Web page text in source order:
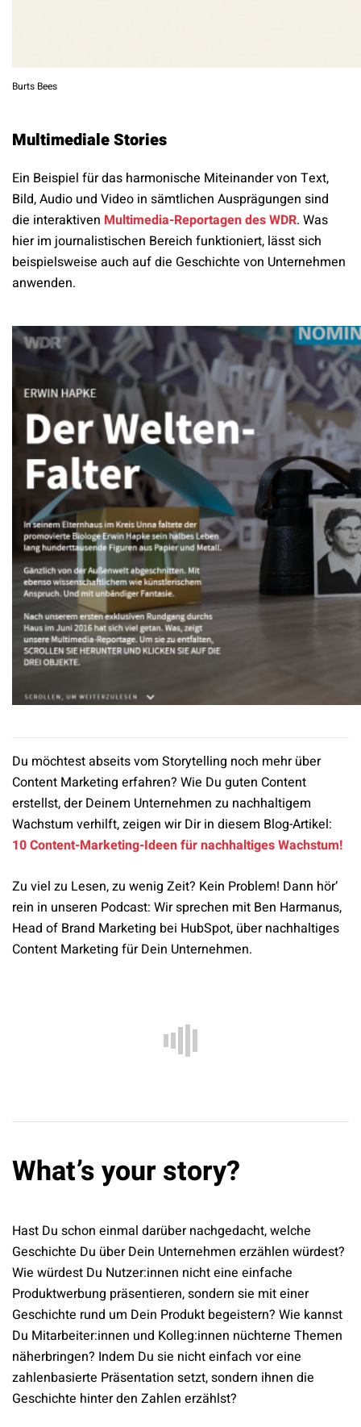
Burts Bees
Multimediale Stories
Ein Beispiel für das harmonische Miteinander von Text,
Bild, Audio und Video in sämtlichen Ausprägungen sind
die interaktiven Multimedia-Reportagen des WDR. Was
hier im journalistischen Bereich funktioniert, lässt sich
beispielsweise auch auf die Geschichte von Unternehmen
anwenden.
Du möchtest abseits vom Storytelling noch mehr über
Content Marketing erfahren? Wie Du guten Content
erstellst, der Deinem Unternehmen zu nachhaltigem
Wachstum verhilft, zeigen wir Dir in diesem Blog-Artikel:
10 Content-Marketing-Ideen für nachhaltiges Wachstum!
Zu viel zu Lesen, zu wenig Zeit? Kein Problem! Dann hör‘
rein in unseren Podcast: Wir sprechen mit Ben Harmanus,
Head of Brand Marketing bei HubSpot, über nachhaltiges
Content Marketing für Dein Unternehmen.
What’s your story?
Hast Du schon einmal darüber nachgedacht, welche
Geschichte Du über Dein Unternehmen erzählen würdest?
Wie würdest Du Nutzer:innen nicht eine einfache
Produktwerbung präsentieren, sondern sie mit einer
Geschichte rund um Dein Produkt begeistern? Wie kannst
Du Mitarbeiter:innen und Kolleg:innen nüchterne Themen
näherbringen? Indem Du sie nicht einfach vor eine
zahlenbasierte Präsentation setzt, sondern ihnen die
Geschichte hinter den Zahlen erzählst?